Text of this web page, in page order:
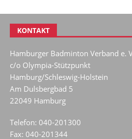
KONTAKT
Hamburger Badminton Verband e.
c/o Olympia-Stützpunkt
Hamburg/Schleswig-Holstein
Am Dulsbergbad 5
22049 Hamburg
Telefon: 040-201300
Fax: 040-201344